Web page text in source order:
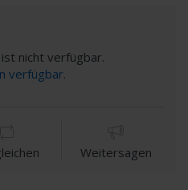
nicht verfügbar.
verfügbar.
Weitersagen